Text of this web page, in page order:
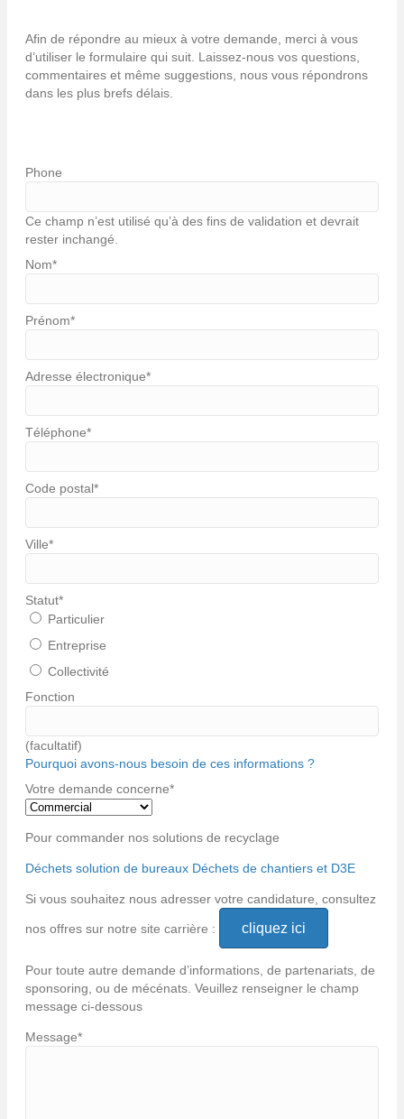
Afin de répondre au mieux à votre demande, merci à vous
d’utiliser le formulaire qui suit. Laissez-nous vos questions,
commentaires et même suggestions, nous vous répondrons
dans les plus brefs délais.
Phone
Ce champ n’est utilisé qu’à des fins de validation et devrait
rester inchangé.
Nom*
Prénom*
Adresse électronique*
Téléphone*
Code postal*
Ville*
Statut*
Particulier
Entreprise
Collectivité
Fonction
(facultatif)
Pourquoi avons-nous besoin de ces informations ?
Votre demande concerne*
Pour commander nos solutions de recyclage
Déchets solution de bureaux Déchets de chantiers et D3E
Si vous souhaitez nous adresser votre candidature, consultez
nos offres sur notre site carrière : cliquez ici
Pour toute autre demande d’informations, de partenariats, de
sponsoring, ou de mécénats. Veuillez renseigner le champ
message ci-dessous
Message*